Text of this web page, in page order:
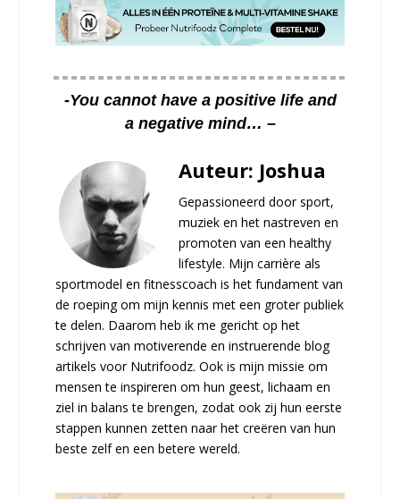
-You cannot have a positive life and
a negative mind… –
Auteur: Joshua
Gepassioneerd door sport,
muziek en het nastreven en
promoten van een healthy
lifestyle. Mijn carrière als
sportmodel en fitnesscoach is het fundament van
de roeping om mijn kennis met een groter publiek
te delen. Daarom heb ik me gericht op het
schrijven van motiverende en instruerende blog
artikels voor Nutrifoodz. Ook is mijn missie om
mensen te inspireren om hun geest, lichaam en
ziel in balans te brengen, zodat ook zij hun eerste
stappen kunnen zetten naar het creëren van hun
beste zelf en een betere wereld.